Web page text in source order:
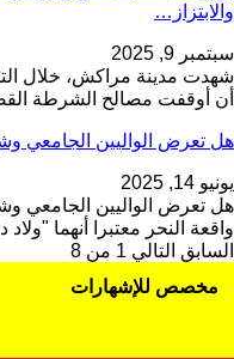
والابتزاز…
سبتمبر 9, 2025
شهدت مدينة مراكش، خلال
أن أوقفت مصالح الشرطة
هل تعرض الواليين الجامعي
يونيو 14, 2025
هل تعرض الواليين الجامعي
واقعة النحر معتبرا أنهما
السابق التالي 1 من 8
مخصص للإشهارات